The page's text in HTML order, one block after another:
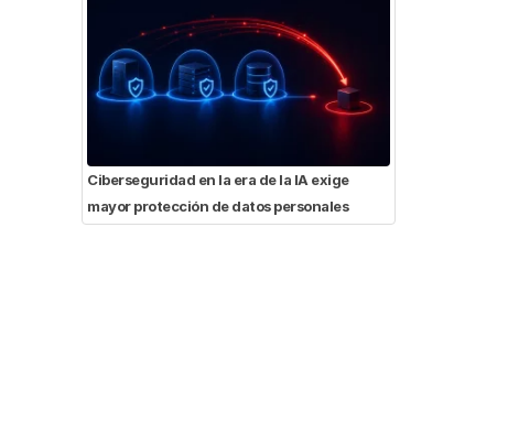
Ciberseguridad en la era de la IA exige
mayor protección de datos personales